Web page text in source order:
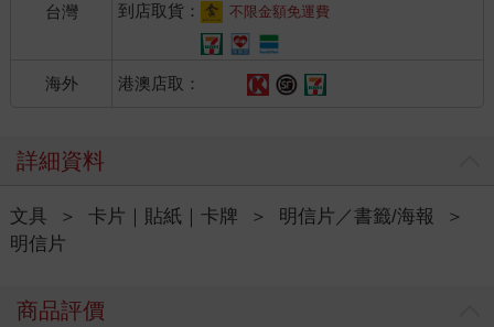
台灣
到店取貨：
不限金額免運費
海外 港澳店取：
詳細資料
文具 ＞ 卡片｜貼紙｜卡牌 ＞ 明信片／書籤/海報
＞
明信片
商品評價